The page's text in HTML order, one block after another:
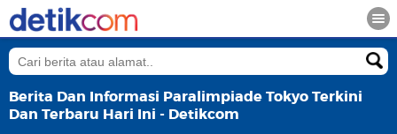
Berita Dan Informasi Paralimpiade Tokyo Terkini
Dan Terbaru Hari Ini - Detikcom